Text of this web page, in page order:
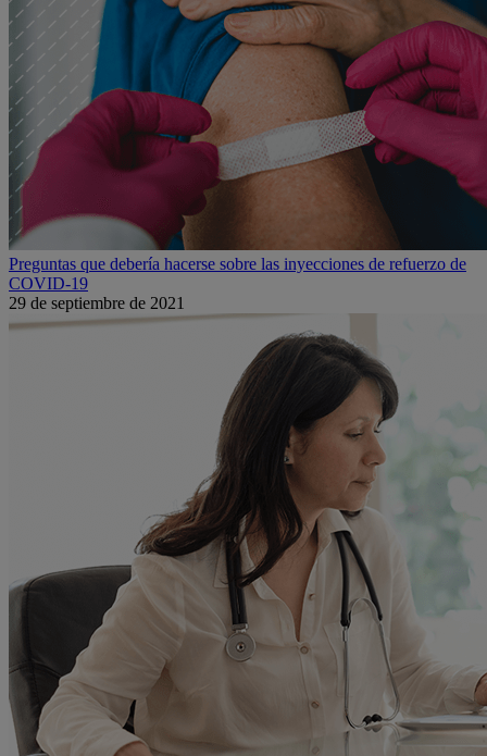
Preguntas que debería hacerse sobre las inyecciones de refuerzo de
COVID-19
29 de septiembre de 2021